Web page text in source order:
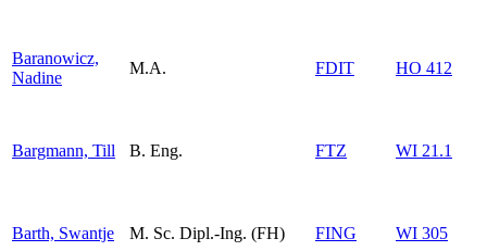
Baranowicz,
Nadine
M.A. FDIT HO 412
Bargmann, Till B. Eng. FTZ WI 21.1
Barth, Swantje M. Sc. Dipl.-Ing. (FH) FING WI 305